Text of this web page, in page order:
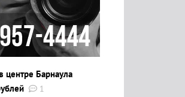
центре Барнаула
1